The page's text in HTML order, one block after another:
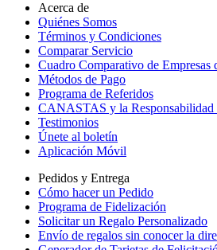
Acerca de
Quiénes Somos
Términos y Condiciones
Comparar Servicio
Cuadro Comparativo de Empresas
Métodos de Pago
Programa de Referidos
CANASTAS y la Responsabilidad
Testimonios
Únete al boletín
Aplicación Móvil
Pedidos y Entrega
Cómo hacer un Pedido
Programa de Fidelización
Solicitar un Regalo Personalizado
Envío de regalos sin conocer la